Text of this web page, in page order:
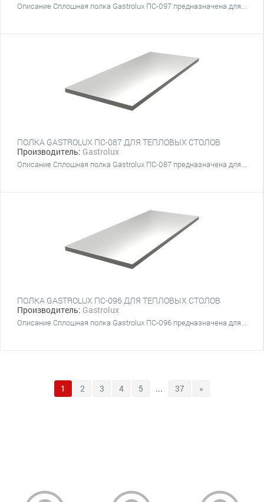
Описание Сплошная полка Gastrolux ПС-097 предназначена для...
ПОЛКА GASTROLUX ПС-087 ДЛЯ ТЕПЛОВЫХ СТОЛОВ
Производитель: Gastrolux
Описание Сплошная полка Gastrolux ПС-087 предназначена для...
ПОЛКА GASTROLUX ПС-096 ДЛЯ ТЕПЛОВЫХ СТОЛОВ
Производитель: Gastrolux
Описание Сплошная полка Gastrolux ПС-096 предназначена для...
1 2 3 4 5 ... 37 »